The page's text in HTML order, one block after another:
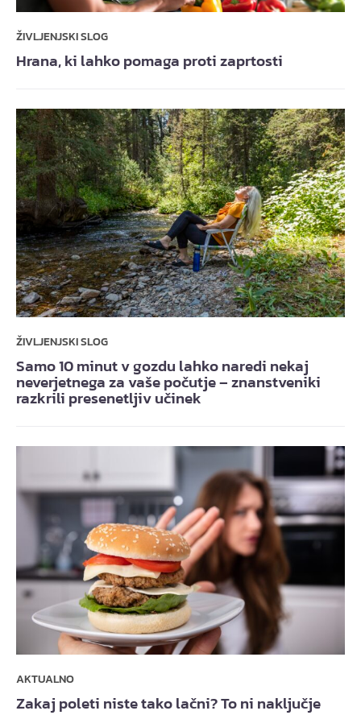
ŽIVLJENJSKI SLOG
Hrana, ki lahko pomaga proti zaprtosti
ŽIVLJENJSKI SLOG
Samo 10 minut v gozdu lahko naredi nekaj
neverjetnega za vaše počutje – znanstveniki
razkrili presenetljiv učinek
AKTUALNO
Zakaj poleti niste tako lačni? To ni naključje